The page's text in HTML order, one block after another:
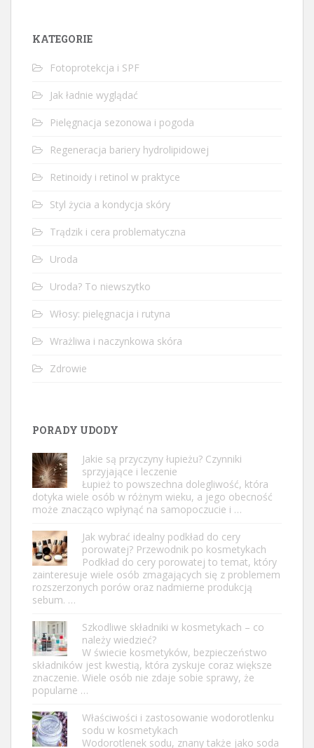
KATEGORIE
Fotoprotekcja i SPF
Jak ładnie wyglądać
Pielęgnacja sezonowa i pogoda
Regeneracja bariery hydrolipidowej
Retinoidy i retinol w praktyce
Styl życia a kondycja skóry
Trądzik i cera problematyczna
Uroda
Uroda? To niewszytko
Włosy: pielęgnacja i rutyna
Wrażliwa i naczynkowa skóra
Zdrowie
PORADY UDODY
Jakie są przyczyny łupieżu? Czynniki
sprzyjające i leczenie
Łupież to powszechna dolegliwość, która
dotyka wiele osób w różnym wieku, a jego obecność
może znacząco wpłynąć na samopoczucie i …
Jak wybrać idealny podkład do cery
porowatej? Przewodnik po kosmetykach
Podkład do cery porowatej to temat, który
zainteresuje wiele osób zmagających się z problemem
rozszerzonych porów oraz nadmierne produkcją
sebum. …
Szkodliwe składniki w kosmetykach – co
należy wiedzieć?
W świecie kosmetyków, bezpieczeństwo
składników jest kwestią, która zyskuje coraz większe
znaczenie. Wiele osób nie zdaje sobie sprawy, że
popularne …
Właściwości i zastosowanie wodorotlenku
sodu w kosmetykach
Wodorotlenek sodu, znany także jako soda